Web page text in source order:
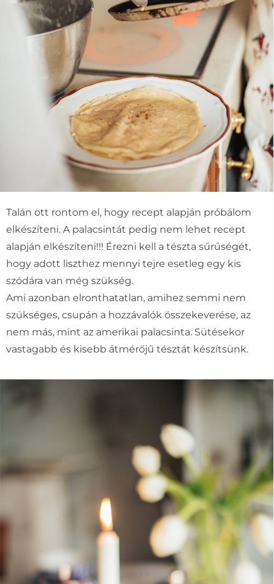
Talán ott rontom el, hogy recept alapján próbálom
elkészíteni. A palacsintát pedig nem lehet recept
alapján elkészíteni!!! Érezni kell a tészta sűrűségét,
hogy adott liszthez mennyi tejre esetleg egy kis
szódára van még szükség.
Ami azonban elronthatatlan, amihez semmi nem
szükséges, csupán a hozzávalók összekeverése, az
nem más, mint az amerikai palacsinta. Sütésekor
vastagabb és kisebb átmérőjű tésztát készítsünk.